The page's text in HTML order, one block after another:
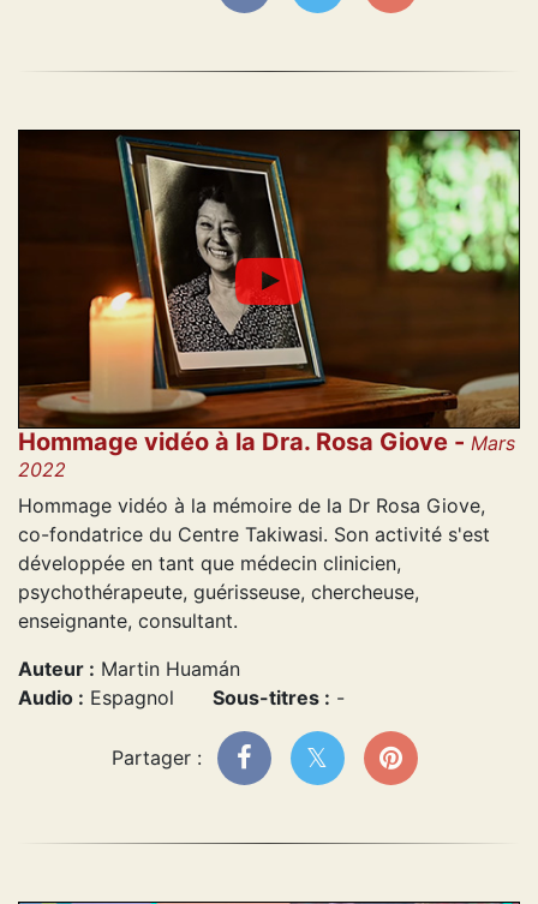
Hommage vidéo à la Dra. Rosa Giove - Mars
2022
Hommage vidéo à la mémoire de la Dr Rosa Giove,
co-fondatrice du Centre Takiwasi. Son activité s'est
développée en tant que médecin clinicien,
psychothérapeute, guérisseuse, chercheuse,
enseignante, consultant.
Auteur : Martin Huamán
Audio : Espagnol Sous-titres : -
Partager :